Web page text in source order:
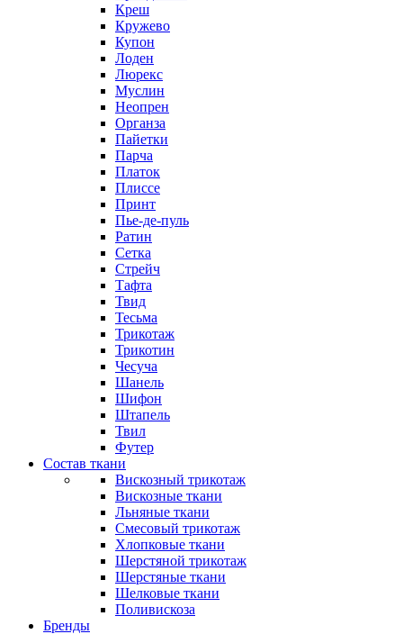
Креш
Кружево
Купон
Лоден
Люрекс
Муслин
Неопрен
Органза
Пайетки
Парча
Платок
Плиссе
Принт
Пье-де-пуль
Ратин
Сетка
Стрейч
Тафта
Твид
Тесьма
Трикотаж
Трикотин
Чесуча
Шанель
Шифон
Штапель
Твил
Футер
Состав ткани
Вискозный трикотаж
Вискозные ткани
Льняные ткани
Смесовый трикотаж
Хлопковые ткани
Шерстяной трикотаж
Шерстяные ткани
Шелковые ткани
Поливискоза
Бренды